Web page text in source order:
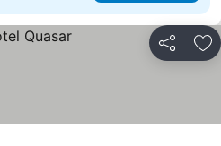
Partilhar